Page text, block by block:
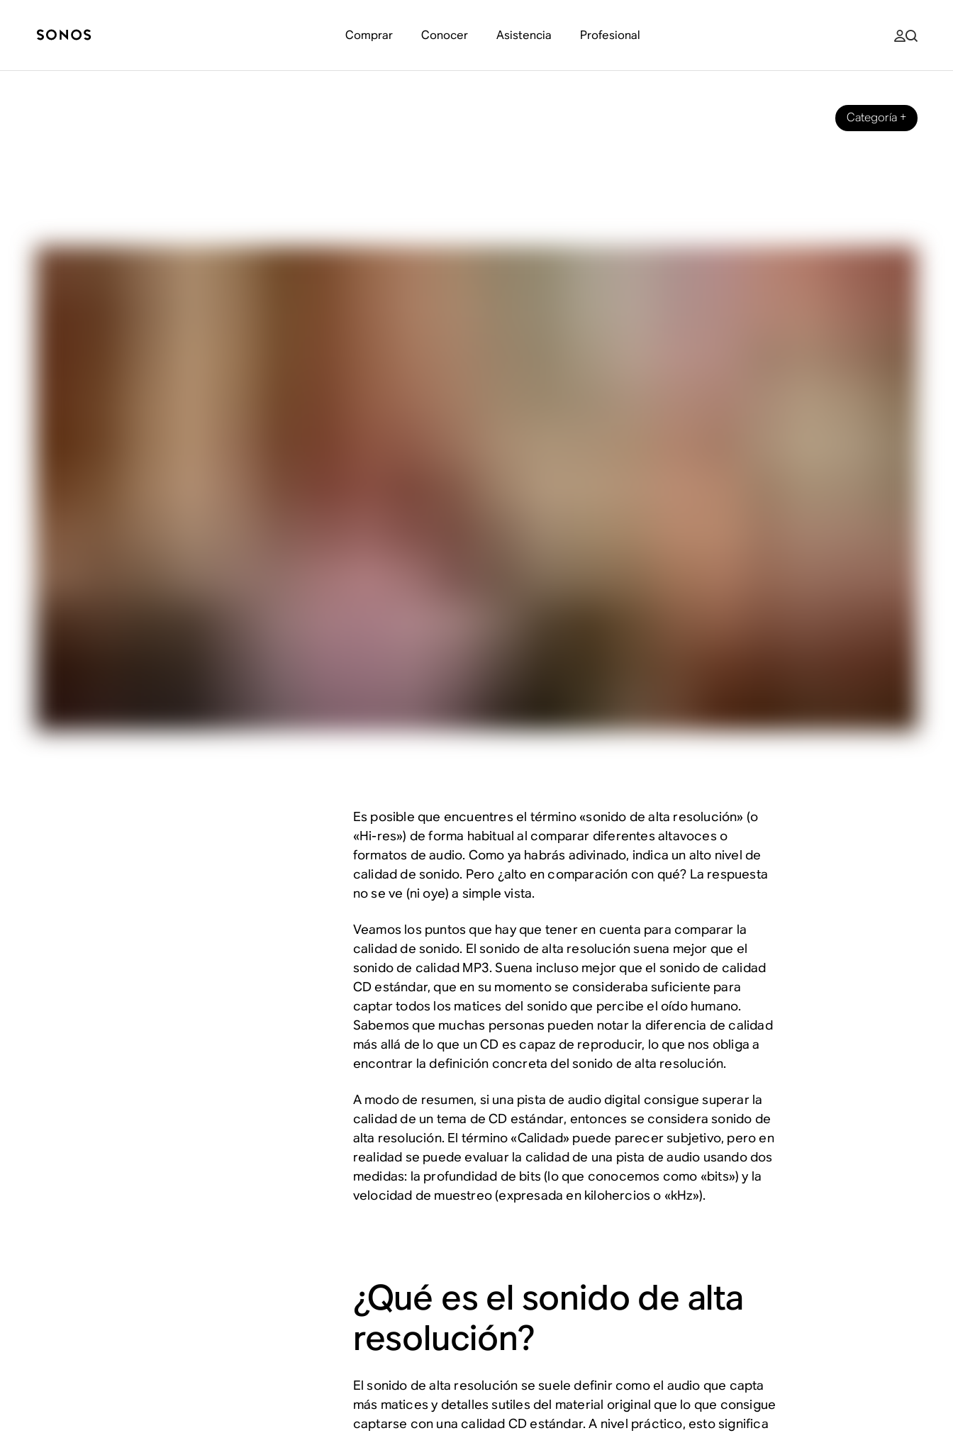
Comprar Conocer Asistencia Profesional
Categoría +
Es posible que encuentres el término «sonido de alta resolución» (o
«Hi-res») de forma habitual al comparar diferentes altavoces o
formatos de audio. Como ya habrás adivinado, indica un alto nivel de
calidad de sonido. Pero ¿alto en comparación con qué? La respuesta
no se ve (ni oye) a simple vista.
Veamos los puntos que hay que tener en cuenta para comparar la
calidad de sonido. El sonido de alta resolución suena mejor que el
sonido de calidad MP3. Suena incluso mejor que el sonido de calidad
CD estándar, que en su momento se consideraba suficiente para
captar todos los matices del sonido que percibe el oído humano.
Sabemos que muchas personas pueden notar la diferencia de calidad
más allá de lo que un CD es capaz de reproducir, lo que nos obliga a
encontrar la definición concreta del sonido de alta resolución.
A modo de resumen, si una pista de audio digital consiguesuperar la
calidad de un tema de CD estándar, entonces se considera sonido de
alta resolución. El término «Calidad» puede parecer subjetivo, pero en
realidad se puede evaluar la calidad de una pista de audio usando dos
medidas: la profundidad de bits (lo que conocemos como «bits») y la
velocidad de muestreo (expresada en kilohercios o «kHz»).
¿Qué es el sonido de alta
resolución?
El sonido de alta resolución se suele definir como el audio que capta
más matices y detalles sutiles del material original que lo que consigue
captarse con una calidad CD estándar. A nivel práctico, esto significa